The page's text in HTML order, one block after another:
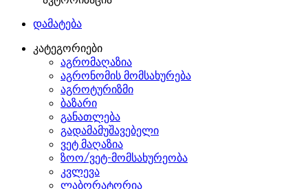
დამატება
კატეგორიები
აგრომაღაზია
აგრონომის მომსახურება
აგროტურიზმი
ბაზარი
განათლება
გადამამუშავებელი
ვეტ მაღაზია
ზოო/ვეტ-მომსახურეობა
კვლევა
ლაბორატორია